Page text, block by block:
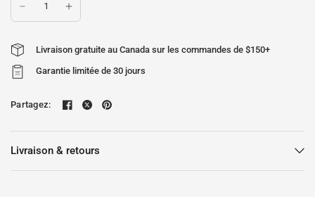
Livraison gratuite au Canada sur les commandes de $150+
Garantie limitée de 30 jours
Partagez:
Livraison & retours